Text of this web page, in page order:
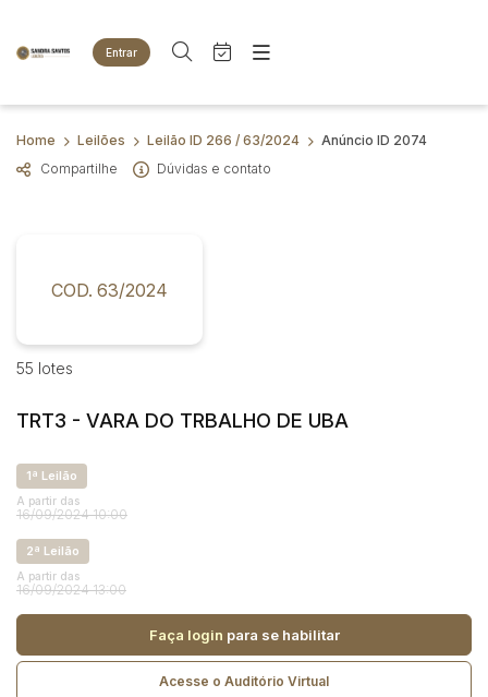
Entrar
Criar conta Entrar
Site
Agenda
Quem Somos
Animais
Imóveis
Terreno
Carros
Reboque
Busca por palavra-chave
Bairro
Judiciais Extrajudiciais
R$
Quem Somos
Home Leilões Leilão ID 266 / 63/2024
Anúncio ID 2074
Compartilhe
Dúvidas e contato
COD. 63/2024
55 lotes
TRT3 - VARA DO TRBALHO DE UBA
1ª Leilão
A partir das
16/09/2024 10:00
2ª Leilão
A partir das
16/09/2024 13:00
Faça login para se habilitar
Acesse o Auditório Virtual